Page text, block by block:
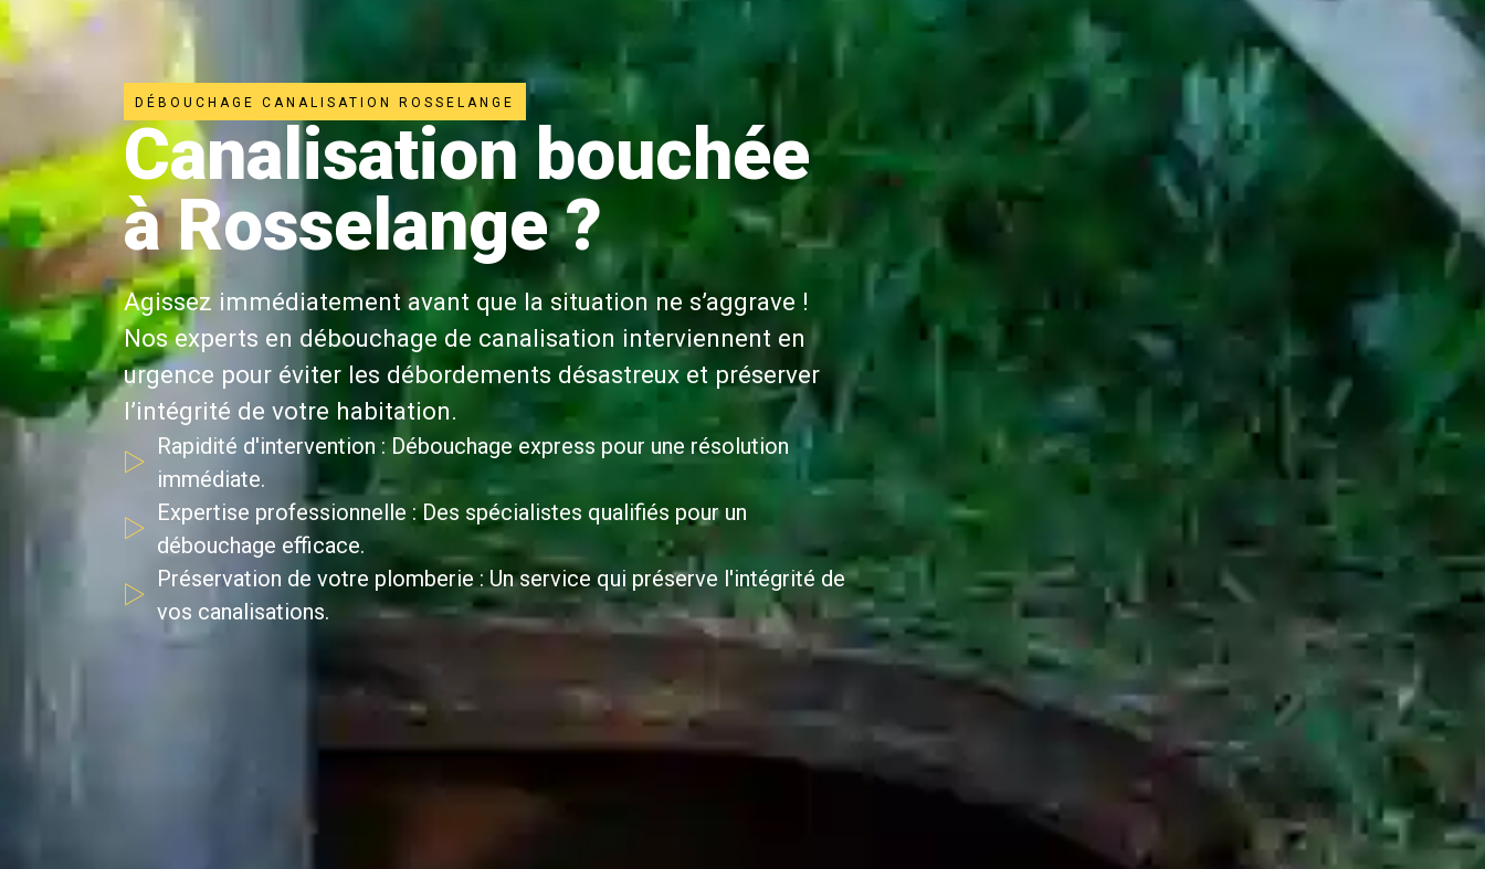
DÉBOUCHAGE CANALISATION ROSSELANGE
Canalisation bouchée
à Rosselange ?
Agissez immédiatement avant que la situation ne s’aggrave !
Nos experts en débouchage de canalisation interviennent en
urgence pour éviter les débordements désastreux et préserver
l’intégrité de votre habitation.
Rapidité d'intervention : Débouchage express pour une résolution
immédiate.
Expertise professionnelle : Des spécialistes qualifiés pour un
débouchage efficace.
Préservation de votre plomberie : Un service qui préserve l'intégrité de
vos canalisations.